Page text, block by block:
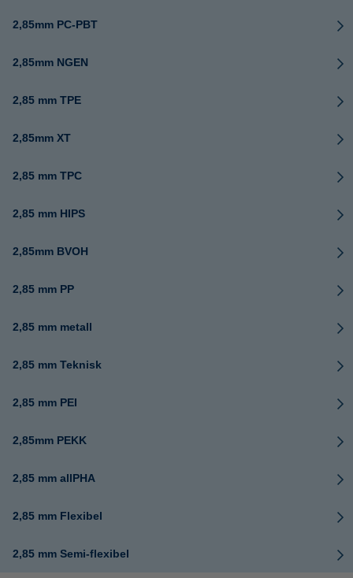
2,85mm PC-PBT
2,85mm NGEN
2,85 mm TPE
2,85mm XT
2,85 mm TPC
2,85 mm HIPS
2,85mm BVOH
2,85 mm PP
2,85 mm metall
2,85 mm Teknisk
2,85 mm PEI
2,85mm PEKK
2,85 mm allPHA
2,85 mm Flexibel
2,85 mm Semi-flexibel